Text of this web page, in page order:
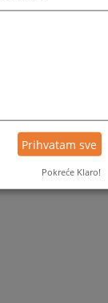
Prihvatam sve
Pokreće Klaro!